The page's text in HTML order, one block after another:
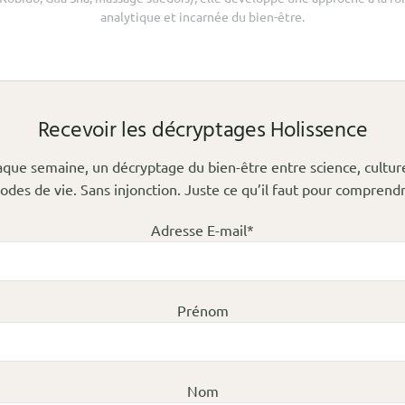
analytique et incarnée du bien-être.
Recevoir les décryptages Holissence
semaine, un décryptage du bien-être entre science,
de vie. Sans injonction. Juste ce qu’il faut pour
Adresse E-mail*
Prénom
Nom